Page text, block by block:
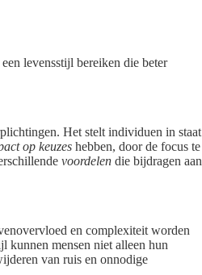
levensstijl bereiken die beter
Het stelt individuen in staat
op keuzes hebben, door de focus te
voordelen die bijdragen aan
en complexiteit worden
kunnen mensen niet alleen hun
van ruis en onnodige